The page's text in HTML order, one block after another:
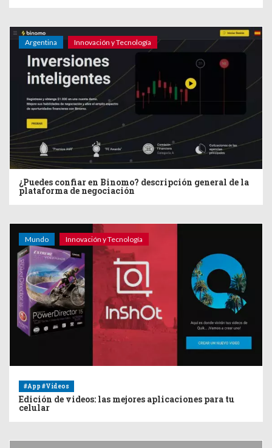
Argentina Innovación y Tecnología
¿Puedes confiar en Binomo? descripción general de la
plataforma de negociación
Mundo Innovación y Tecnología
#App #Videos
Edición de videos: las mejores aplicaciones para tu
celular